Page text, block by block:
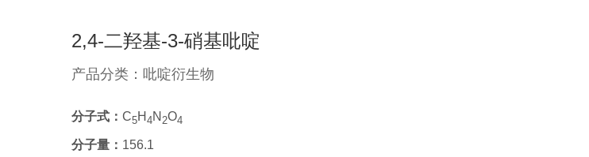
2,4-二羟基-3-硝基吡啶
产品分类：吡啶衍生物
分子式： C5H 4N 2O4
分子量： 156.1